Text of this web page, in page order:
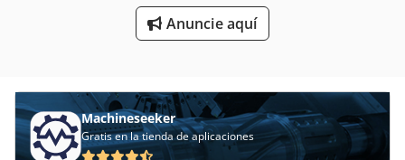
Torno De Ciclo De
Torno De Madera
Anuncie aquí
Machineseeker
Gratis en la tienda de aplicaciones